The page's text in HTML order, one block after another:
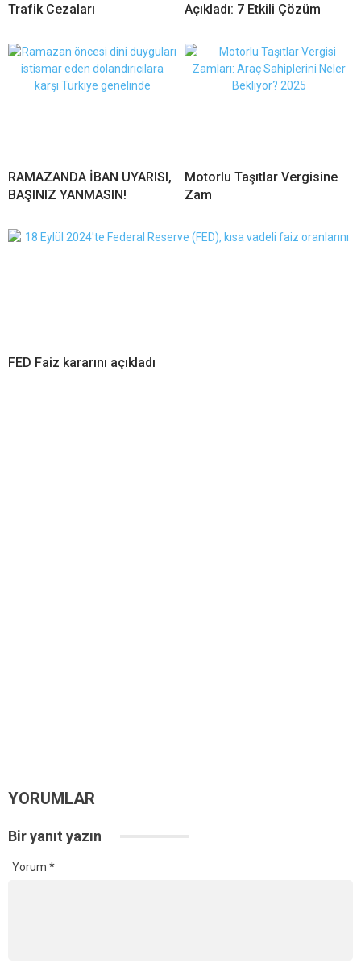
Trafik Cezaları
Açıkladı: 7 Etkili Çözüm
RAMAZANDA İBAN UYARISI,
BAŞINIZ YANMASIN!
Motorlu Taşıtlar Vergisine
Zam
FED Faiz kararını açıkladı
YORUMLAR
Bir yanıt yazın
Yorum *